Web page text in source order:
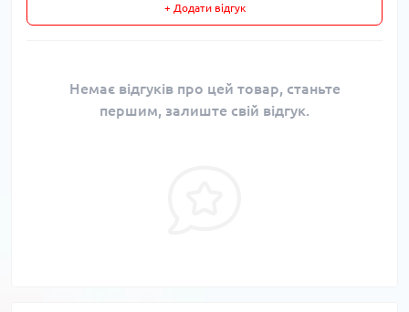
+ Додати відгук
Немає відгуків про цей товар, станьте
першим, залиште свій відгук.